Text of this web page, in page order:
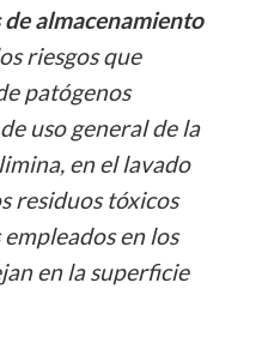
de almacenamiento
riesgos que
patógenos
uso general de la
en el lavado
residuos tóxicos
en los
en la superficie